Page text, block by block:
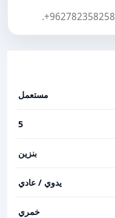
+962782358258
.
مستعمل
5
بنزين
يدوي / عادي
خمري